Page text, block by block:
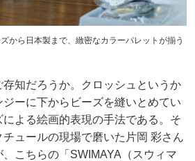
から日本製まで、緻密なカラーパレットが揃う
知だろうか。クロッシュというか
ーに下からビーズを縫いとめてい
による絵画的表現の手法である。そ
ュールの現場で磨いた片岡 彩さん
こちらの「SWIMAYA（スウィマ